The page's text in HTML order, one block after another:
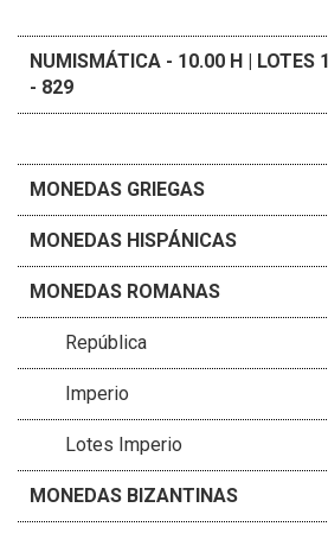
NUMISMÁTICA - 10.00 H | LOTES 1
- 829
MONEDAS GRIEGAS
MONEDAS HISPÁNICAS
MONEDAS ROMANAS
República
Imperio
Lotes Imperio
MONEDAS BIZANTINAS